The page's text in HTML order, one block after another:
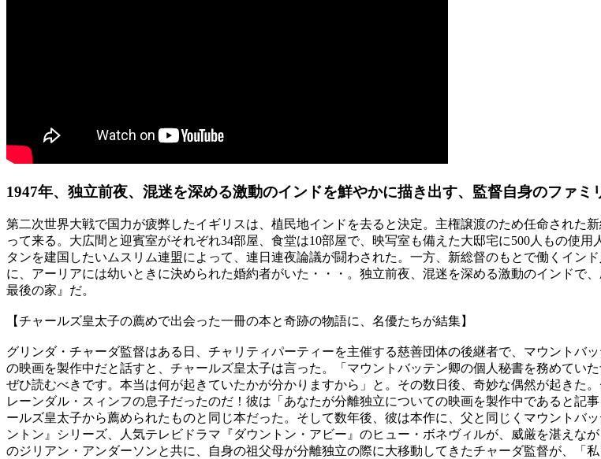
1947年、独立前夜、混迷を深める激動のインドを鮮やかに描き出す、監督自身のファ
第二次世界大戦で国力が疲弊したイギリスは、植民地インドを去ると決定。主権譲渡のため任命された
って来る。大広間と迎賓室がそれぞれ34部屋、食堂は10部屋で、映写室も備えた大邸宅に500人もの使
タンを建国したいムスリム連盟によって、連日連夜論議が闘わされた。一方、新総督のもとで働くイン
に、アーリアには幼いときに決められた婚約者がいた・・・。独立前夜、混迷を深める激動のインドで
最後の家』だ。
【チャールズ皇太子の薦めで出会った一冊の本と奇跡の物語に、名優たちが結集】
グリンダ・チャーダ監督はある日、チャリティパーティーを主催する慈善団体の後継者で、マウントバ
の映画を製作中だと話すと、チャールズ皇太子は言った。「マウントバッテン卿の個人秘書を務めていた
ぜひ読むべきです。本当は何が起きていたかが分かりますから」と。その数日後、奇妙な偶然が起きた
レーンダル・スィンフの息子だったのだ！彼は「あなたが分離独立についての映画を製作中であると記
ールズ皇太子から薦められたものと同じ本だった。そして数年後、彼は本作に、父と同じくマウントバ
ントン』シリーズ、人気テレビドラマ『ダウントン・アビー』のヒュー・ボネヴィルが、威厳を湛えな
のジリアン・アンダーソンと共に、自身の祖父母が分離独立の際に大移動してきたチャーダ監督が、「